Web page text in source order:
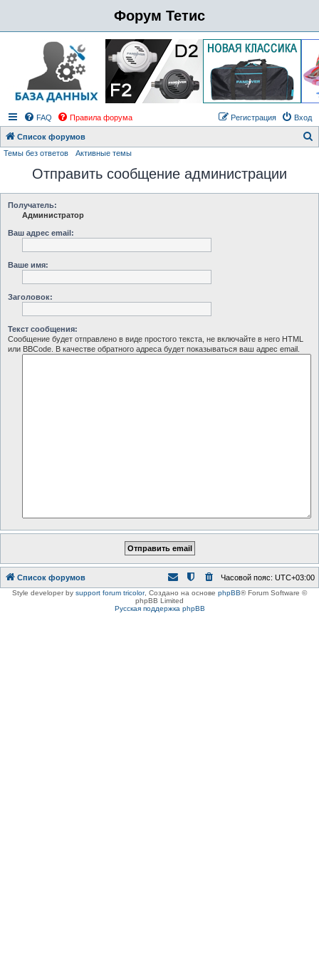
Форум Тетис
FAQ Правила форума Вход
Регистрация
Список форумов
Темы без ответов Активные темы
Отправить сообщение администрации
Получатель:
Администратор
Ваш адрес email:
Ваше имя:
Заголовок:
Текст сообщения:
Сообщение будет отправлено в виде простого текста, не включайте в него HTML
или BBCode. В качестве обратного адреса будет показываться ваш адрес email.
Список форумов Часовой пояс: UTC+03:00
Style developer by support forum tricolor, Создано на основе phpBB® Forum Software ©
phpBB Limited
Русская поддержка phpBB